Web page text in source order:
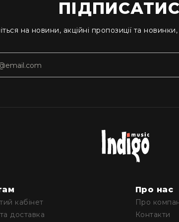
на новини, акційні пропозиції та
кабінет
доставка
Про нас
Про
Контакти